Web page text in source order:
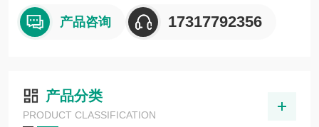
产品咨询 17317792356
产品分类
PRODUCT CLASSIFICATION